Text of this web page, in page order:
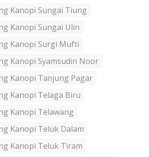
Kanopi Sungai Tiung
Kanopi Sungai Ulin
Kanopi Surgi Mufti
Kanopi Syamsudin Noor
Kanopi Tanjung Pagar
Kanopi Telaga Biru
Kanopi Telawang
Kanopi Teluk Dalam
Kanopi Teluk Tiram